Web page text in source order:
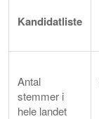
Kandidatliste
Antal
stemmer i
hele landet